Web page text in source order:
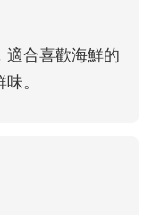
適合喜歡海鮮的
。